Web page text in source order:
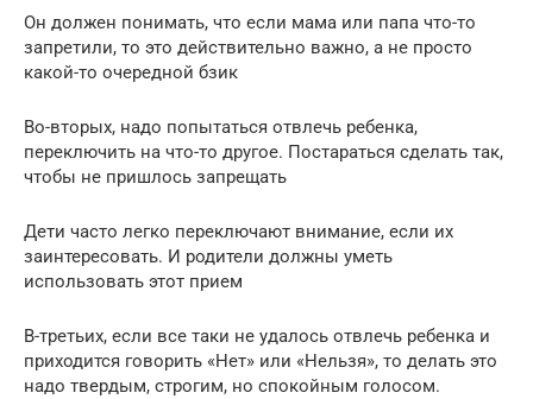
Он должен понимать, что если мама или папа что-то
запретили, то это действительно важно, а не просто
какой-то очередной бзик
Во-вторых, надо попытаться отвлечь ребенка,
переключить на что-то другое. Постараться сделать так,
чтобы не пришлось запрещать
Дети часто легко переключают внимание, если их
заинтересовать. И родители должны уметь
использовать этот прием
В-третьих, если все таки не удалось отвлечь ребенка и
приходится говорить «Нет» или «Нельзя», то делать это
надо твердым, строгим, но спокойным голосом.